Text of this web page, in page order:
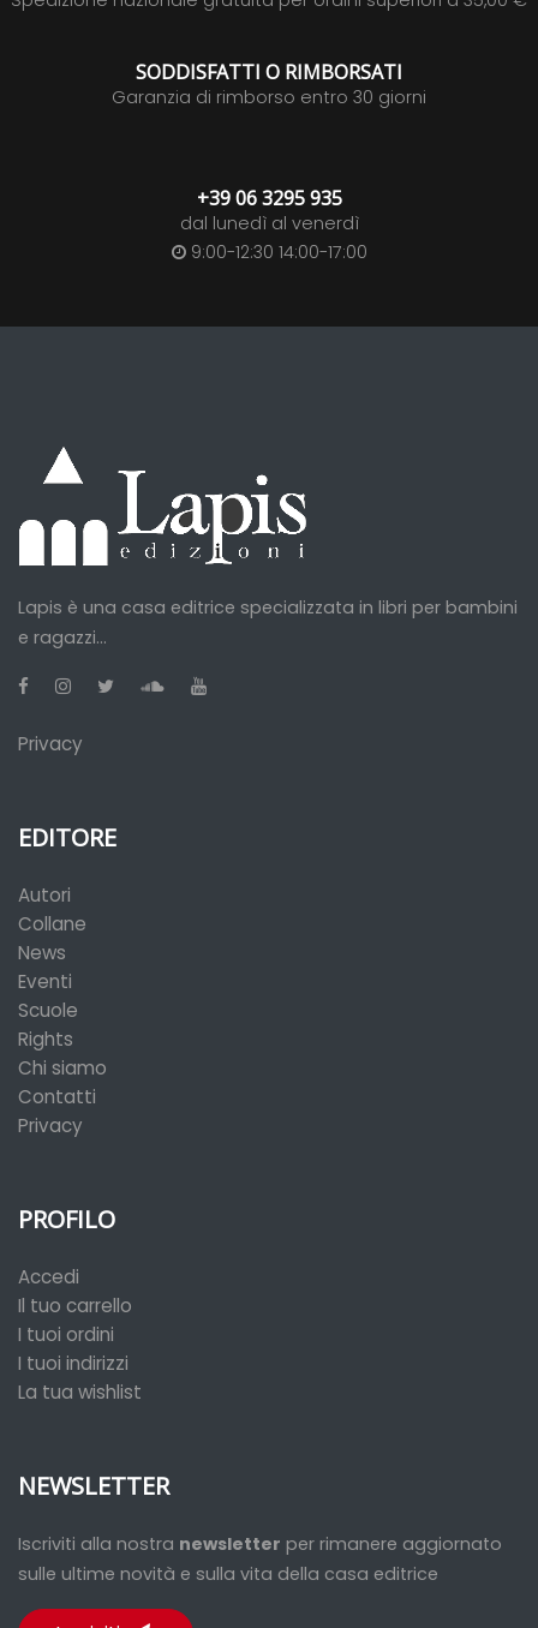
SODDISFATTI O RIMBORSATI
Garanzia di rimborso entro 30 giorni
+39 06 3295 935
dal lunedì al venerdì
9:00-12:30 14:00-17:00
Lapis è una casa editrice specializzata in libri per bambini
e ragazzi...
Privacy
EDITORE
Autori
Collane
News
Eventi
Scuole
Rights
Chi siamo
Contatti
Privacy
PROFILO
Accedi
Il tuo carrello
I tuoi ordini
I tuoi indirizzi
La tua wishlist
NEWSLETTER
Iscriviti alla nostra newsletter per rimanere aggiornato
sulle ultime novità e sulla vita della casa editrice